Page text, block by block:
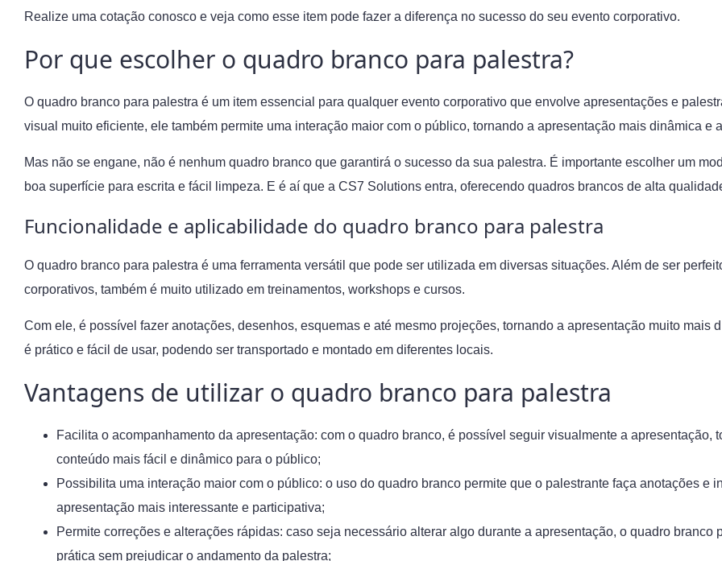
Realize uma cotação conosco e veja como esse item pode fazer a diferença no sucesso do seu evento corporativo.
Por que escolher o quadro branco para palestra?
O quadro branco para palestra é um item essencial para qualquer evento corporativo que envolve apresentações e
visual muito eficiente, ele também permite uma interação maior com o público, tornando a apresentação mais dinâmica e
Mas não se engane, não é nenhum quadro branco que garantirá o sucesso da sua palestra. É importante escolher um
boa superfície para escrita e fácil limpeza. E é aí que a CS7 Solutions entra, oferecendo quadros brancos de alta
Funcionalidade e aplicabilidade do quadro branco para palestra
O quadro branco para palestra é uma ferramenta versátil que pode ser utilizada em diversas situações. Além de ser
corporativos, também é muito utilizado em treinamentos, workshops e cursos.
Com ele, é possível fazer anotações, desenhos, esquemas e até mesmo projeções, tornando a apresentação muito mais
é prático e fácil de usar, podendo ser transportado e montado em diferentes locais.
Vantagens de utilizar o quadro branco para palestra
Facilita o acompanhamento da apresentação: com o quadro branco, é possível seguir visualmente a apresentação,
conteúdo mais fácil e dinâmico para o público;
Possibilita uma interação maior com o público: o uso do quadro branco permite que o palestrante faça anotações e
apresentação mais interessante e participativa;
Permite correções e alterações rápidas: caso seja necessário alterar algo durante a apresentação, o quadro branco
prática sem prejudicar o andamento da palestra;